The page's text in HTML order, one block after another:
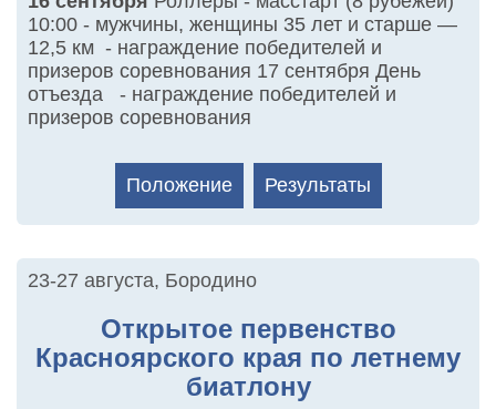
10:00 - мужчины, женщины 35 лет и старше —
12,5 км - награждение победителей и
призеров соревнования 17 сентября День
отъезда - награждение победителей и
призеров соревнования
Положение Результаты
23-27 августа, Бородино
Открытое первенство
Красноярского края по летнему
биатлону